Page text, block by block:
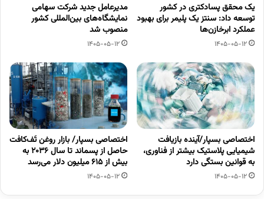
یک محقق پسادکتری در کشور
توسعه داد: سنتز یک پلیمر برای بهبود
عملکرد ابرخازن‌ها
1405-05-12
مدیرعامل جدید شرکت سهامی
نمایشگاه‌های بین‌المللی کشور
منصوب شد
1405-05-12
اختصاصی بسپار/آینده بازیافت
شیمیایی پلاستیک بیشتر از فناوری،
به قوانین بستگی دارد
1405-05-12
اختصاصی بسپار/ بازار روغن تَف‌کافت
حاصل از پسماند تا سال ۲۰۳۶ به
بیش از ۶۱۵ میلیون دلار می‌رسد
1405-05-12